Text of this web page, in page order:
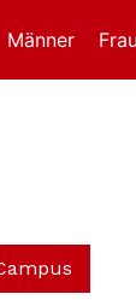
Männer